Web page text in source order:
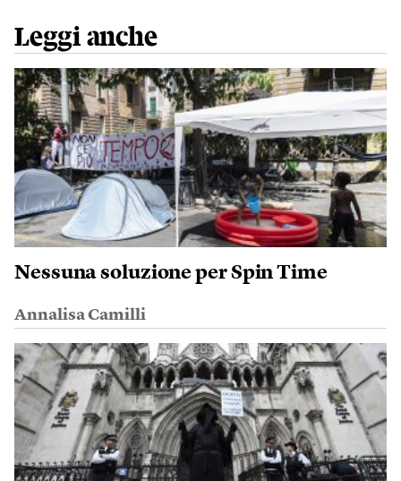
Leggi anche
Nessuna soluzione per Spin Time
Annalisa Camilli